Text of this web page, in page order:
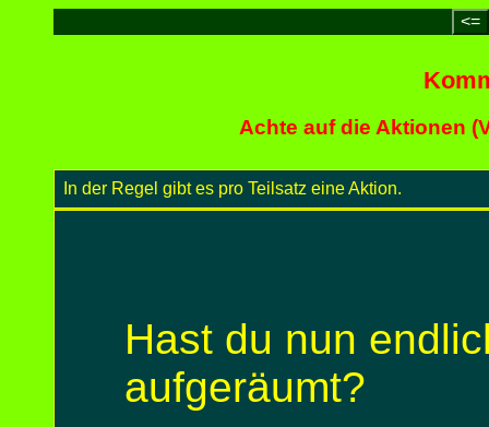
<=
Achte auf die Aktionen
In der Regel gibt es pro Teilsatz eine Aktion.
Hast du nun
aufgeräumt?